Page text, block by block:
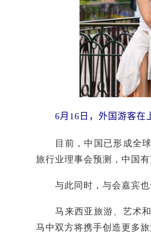
6月16日，外国游客在
目前，中国已形成全球
旅行业理事会预测，中国
与此同时，与会嘉宾也
马来西亚旅游、艺术和
马中双方将携手创造更多